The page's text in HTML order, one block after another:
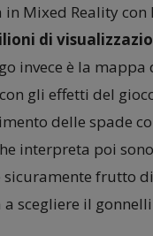
Mixed Reality con
di
invece è la
gli effetti del
delle spade
interpreta poi
frutto
scegliere il